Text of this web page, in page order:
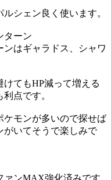
シェン良く使います。
ターン
ンはギャラドス、シャワ
けてもHP減って増える
点です。
ケモンが多いので探せば
がいてそうで楽しみで
ァンMAX強化済みです